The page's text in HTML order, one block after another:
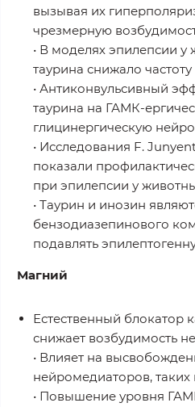
вызывая их
чрезмерную
• В моделях эпилепсии
таурина снижало
• Антиконвульсивный
таурина на ГАМК-
глицинергическую
• Исследования F.
показали
при эпилепсии у
• Таурин и инозин
бензодиазепинового
подавлять
Магний
Естественный блокатор
снижает возбудимость
• Влияет на
нейромедиаторов,
• Повышение уровня